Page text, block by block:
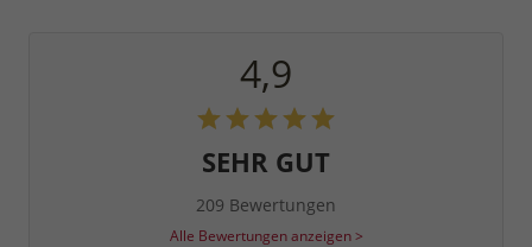
4,9
SEHR GUT
209 Bewertungen
Alle Bewertungen anzeigen >